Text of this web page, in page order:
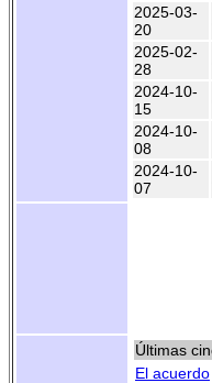
2025-03-
20
2025-02-
28
2024-10-
15
2024-10-
08
2024-10-
07
Últimas
El acuerdo